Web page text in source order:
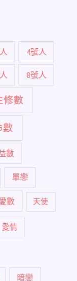
4號人
8號人
修數
數
數
單戀
數 天使
愛情
暗戀